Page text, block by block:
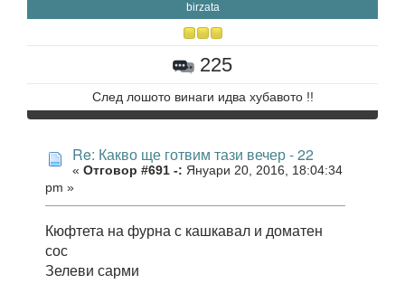
birzata
225
След лошото винаги идва хубавото !!
Re: Какво ще готвим тази вечер - 22
« Отговор #691 -: Януари 20, 2016, 18:04:34
pm »
Кюфтета на фурна с кашкавал и доматен
сос
Зелеви сарми